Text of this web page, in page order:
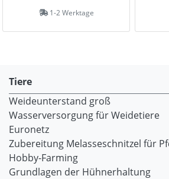
1-2 Werktage
Tiere
Weideunterstand groß
Wasserversorgung für Weidetiere
Euronetz
Zubereitung Melasseschnitzel für
Hobby-Farming
Grundlagen der Hühnerhaltung